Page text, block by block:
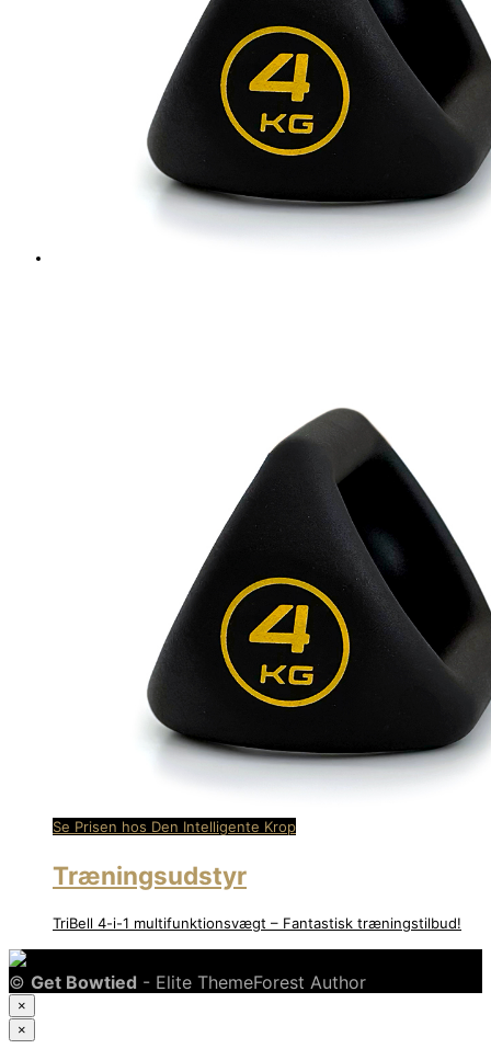
Se Prisen hos Den Intelligente Krop
Træningsudstyr
TriBell 4-i-1 multifunktionsvægt – Fantastisk træningstilbud!
© Get Bowtied - Elite ThemeForest Author
×
×